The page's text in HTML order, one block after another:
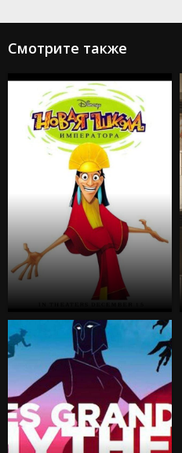
Смотрите также